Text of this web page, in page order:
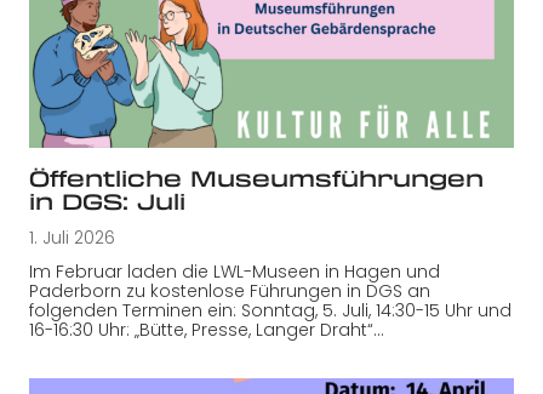
Öffentliche Museumsführungen
in DGS: Juli
1. Juli 2026
Im Februar laden die LWL-Museen in Hagen und
Paderborn zu kostenlose Führungen in DGS an
folgenden Terminen ein: Sonntag, 5. Juli, 14:30-15 Uhr und
16-16:30 Uhr: „Bütte, Presse, Langer Draht“…